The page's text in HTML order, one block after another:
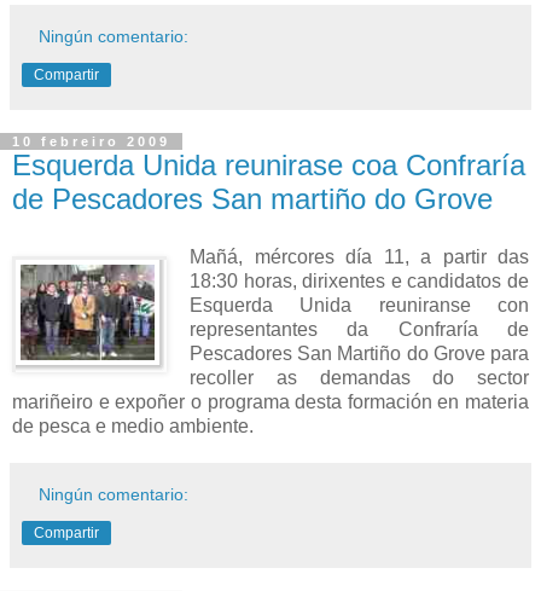
Ningún comentario:
Compartir
10 febreiro 2009
Esquerda Unida reunirase coa Confraría
de Pescadores San martiño do Grove
Mañá, mércores día 11, a partir das
18:30 horas, dirixentes e candidatos de
Esquerda Unida reuniranse con
representantes da Confraría de
Pescadores San Martiño do Grove para
recoller as demandas do sector
mariñeiro e expoñer o programa desta formación en materia
de pesca e medio ambiente.
Ningún comentario:
Compartir